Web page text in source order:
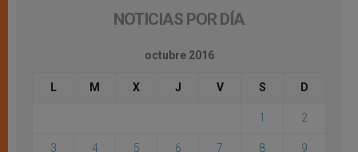
NOTICIAS POR DÍA
octubre 2016
L M X J V S D
1 2
3 4 5 6 7 8 9